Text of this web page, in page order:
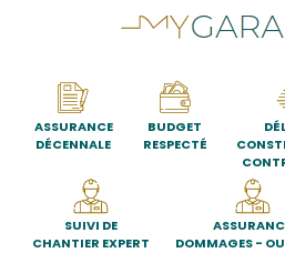
ASSURANCE
DÉCENNALE
BUDGET
RESPECTÉ
SUIVI DE
CHANTIER EXPERT
DOMMAGES -